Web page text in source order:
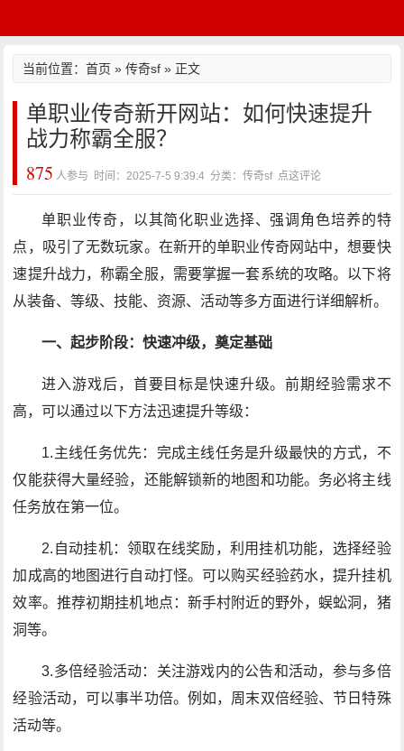
当前位置：首页 »传奇sf » 正文
单职业传奇新开网站：如何快速提升
战力称霸全服？
875 人参与 时间：2025-7-5 9:39:4 分类：传奇sf 点这评论
单职业传奇，以其简化职业选择、强调角色培养的特
点，吸引了无数玩家。在新开的单职业传奇网站中，想要快
速提升战力，称霸全服，需要掌握一套系统的攻略。以下将
从装备、等级、技能、资源、活动等多方面进行详细解析。
一、起步阶段：快速冲级，奠定基础
进入游戏后，首要目标是快速升级。前期经验需求不
高，可以通过以下方法迅速提升等级：
1.主线任务优先：完成主线任务是升级最快的方式，不
仅能获得大量经验，还能解锁新的地图和功能。务必将主线
任务放在第一位。
2.自动挂机：领取在线奖励，利用挂机功能，选择经验
加成高的地图进行自动打怪。可以购买经验药水，提升挂机
效率。推荐初期挂机地点：新手村附近的野外，蜈蚣洞，猪
洞等。
3.多倍经验活动：关注游戏内的公告和活动，参与多倍
经验活动，可以事半功倍。例如，周末双倍经验、节日特殊
活动等。